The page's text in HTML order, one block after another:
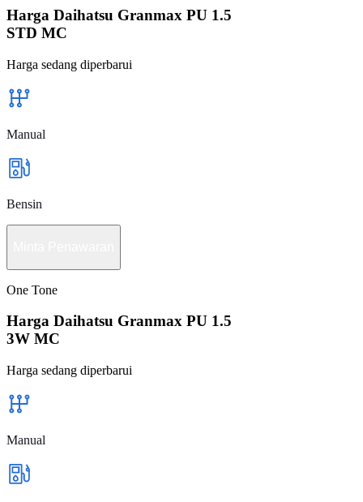
Harga Daihatsu Granmax PU 1.5
STD MC
Harga sedang diperbarui
Manual
Bensin
One Tone
Harga Daihatsu Granmax PU 1.5
3W MC
Harga sedang diperbarui
Manual